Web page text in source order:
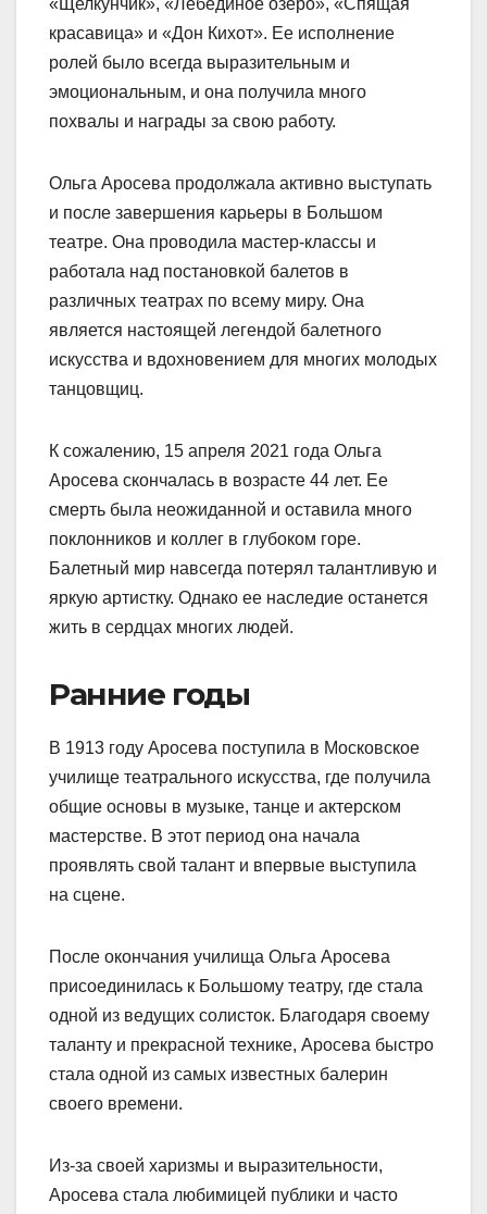
«Щелкунчик», «Лебединое озеро», «Спящая
красавица» и «Дон Кихот». Ее исполнение
ролей было всегда выразительным и
эмоциональным, и она получила много
похвалы и награды за свою работу.
Ольга Аросева продолжала активно выступать
и после завершения карьеры в Большом
театре. Она проводила мастер-классы и
работала над постановкой балетов в
различных театрах по всему миру. Она
является настоящей легендой балетного
искусства и вдохновением для многих молодых
танцовщиц.
К сожалению, 15 апреля 2021 года Ольга
Аросева скончалась в возрасте 44 лет. Ее
смерть была неожиданной и оставила много
поклонников и коллег в глубоком горе.
Балетный мир навсегда потерял талантливую и
яркую артистку. Однако ее наследие останется
жить в сердцах многих людей.
Ранние годы
В 1913 году Аросева поступила в Московское
училище театрального искусства, где получила
общие основы в музыке, танце и актерском
мастерстве. В этот период она начала
проявлять свой талант и впервые выступила
на сцене.
После окончания училища Ольга Аросева
присоединилась к Большому театру, где стала
одной из ведущих солисток. Благодаря своему
таланту и прекрасной технике, Аросева быстро
стала одной из самых известных балерин
своего времени.
Из-за своей харизмы и выразительности,
Аросева стала любимицей публики и часто